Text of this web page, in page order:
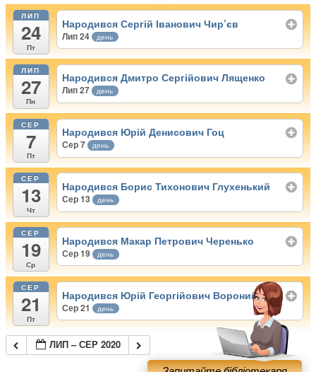
ЛИП
24
Пт
Народився Сергій Іванович Чир’єв
Лип 24 день
ЛИП
27
Пн
Народився Дмитро Сергійович Лященко
Лип 27 день
СЕР
7
Пт
Народився Юрій Денисович Гоц
Сер 7 день
СЕР
13
Чт
Народився Борис Тихонович Глухенький
Сер 13 день
СЕР
19
Ср
Народився Макар Петрович Черенько
Сер 19 день
СЕР
21
Пт
Народився Юрій Георгійович Вороний
Сер 21 день
ЛИП – СЕР 2020